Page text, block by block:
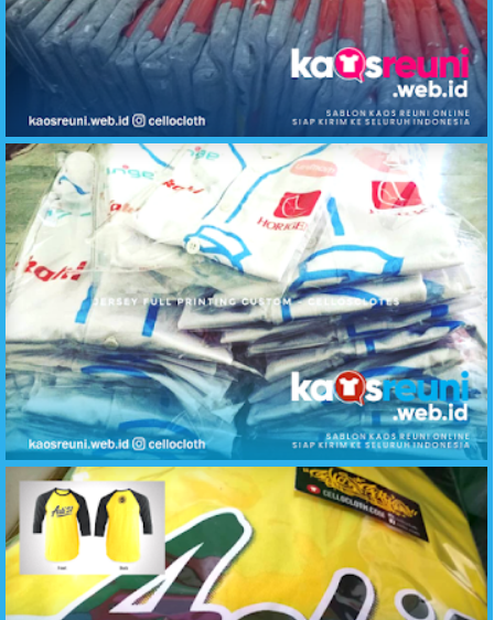
Produksi Baju Reuni Jersey Baseball Full Printing - Kaos Reuni